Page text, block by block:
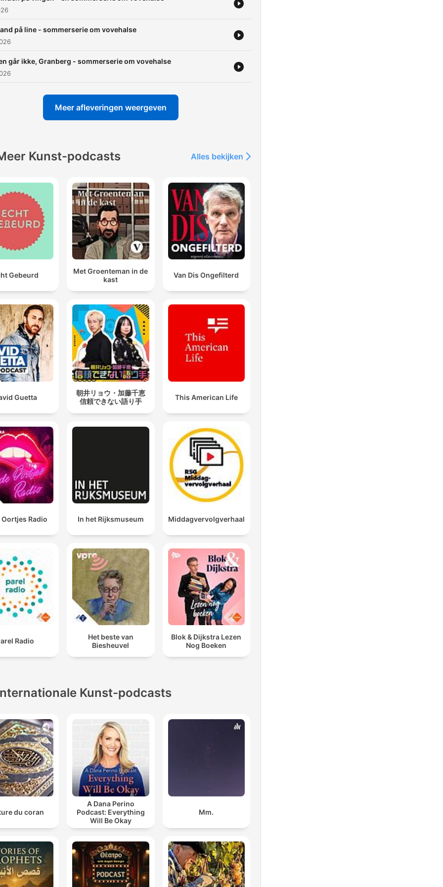
op een hoofdstuk om direct naar dat moment te gaan
følelse af værdiløshed, som Mary oplevede i sit forhold.
00:10:22 · Dette er et centralt budskab fra Marys værk om
Intet til at tiltrække det smagfulde øje, men meget til at
bedrøve det følsomme hjerte.
00:16:56 · Mary beskriver de rædselsvækkende syn af
ødelæggelserne i København efter branden.
Kvinder bliver gjort svage og uvidende. Ikke af natur,
men af et uddannelsessystem og et samfund, der
nægter dem muligheder.
samfundsstrukturer, der begrænser kvinders intellektuelle
udvikling.
Han er alt det, Emily ikke er. Ærlig, principfast, og han
gengælder hendes følelser.
00:26:30 · Dette beskriver Marys møde med William Godwin og
begyndelsen på et forhold baseret på ligeværd.
på line - sommerserie om vovehalse
går ikke, Granberg - sommerserie om vovehalse
Meer afleveringen weergeven
Kunst-podcasts Alles bekijken
Gebeurd
Met Groenteman in de
kast
Van Dis Ongefilterd
Guetta
朝井リョウ・加藤千恵
信頼できない語り手
This American Life
Oortjes Radio In het Rijksmuseum Middagvervolgverhaal
Radio
Het beste van
Biesheuvel
Blok & Dijkstra Lezen
Nog Boeken
Kunst-podcasts
du coran
A Dana Perino
Podcast: Everything
Will Be Okay
Mm.